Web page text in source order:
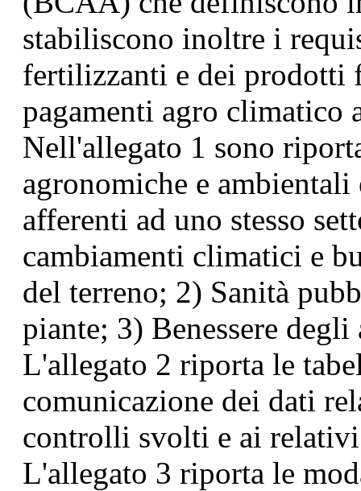
stabiliscono inoltre i
fertilizzanti e dei prodotti
pagamenti agro climatico
Nell'allegato 1 sono
agronomiche e
afferenti ad uno stesso
cambiamenti climatici e
del terreno; 2) Sanità
piante; 3) Benessere
L'allegato 2 riporta le
comunicazione dei dati
controlli svolti e ai
L'allegato 3 riporta le